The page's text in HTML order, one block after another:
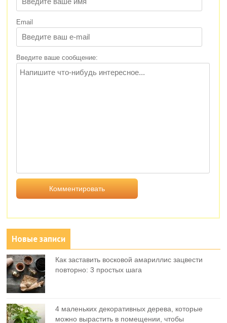
Email
Введите ваше сообщение:
Новые записи
Как заставить восковой амариллис зацвести
повторно: 3 простых шага
4 маленьких декоративных дерева, которые
можно вырастить в помещении, чтобы